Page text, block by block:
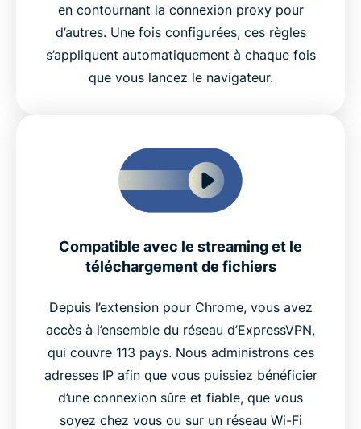
en contournant la connexion proxy pour
d’autres. Une fois configurées, ces règles
s’appliquent automatiquement à chaque fois
que vous lancez le navigateur.
Compatible avec le streaming et le
téléchargement de fichiers
Depuis l’extension pour Chrome, vous avez
accès à l’ensemble du réseau d’ExpressVPN,
qui couvre 113 pays. Nous administrons ces
adresses IP afin que vous puissiez bénéficier
d’une connexion sûre et fiable, que vous
soyez chez vous ou sur un réseau Wi-Fi